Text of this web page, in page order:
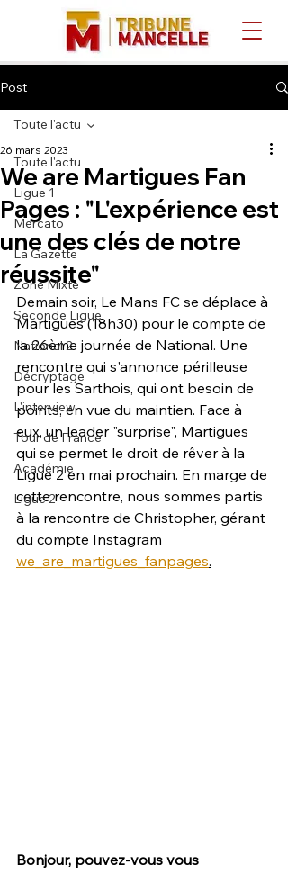
Post
Toute l'actu
Ligue 1
Mercato
La Gazette
Zone Mixte
Seconde Ligue
National 2
Décryptage
L'interview
Tour de France
Académie
Ligue 2
Toute l'actu
We are Martigues Fan
Pages : "L'expérience est
une des clés de notre
réussite"
26 mars 2023
Demain soir, Le Mans FC se déplace à
Martigues (18h30) pour le compte de
la 26ème journée de National. Une
rencontre qui s'annonce périlleuse
pour les Sarthois, qui ont besoin de
points, en vue du maintien. Face à
eux, un leader "surprise", Martigues
qui se permet le droit de rêver à la
Ligue 2 en mai prochain. En marge de
cette rencontre, nous sommes partis
à la rencontre de Christopher, gérant
du compte Instagram
we_are_martigues_fanpages.
Bonjour, pouvez-vous vous